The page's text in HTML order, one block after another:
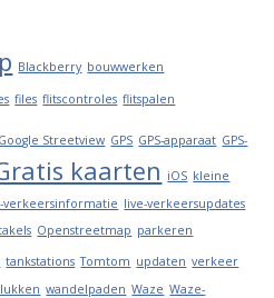
Blackberry bouwwerken
files flitscontroles flitspalen
Google Streetview GPS GPS-apparaat GPS-
kaarten iOS kleine
verkeersinformatie live-verkeersupdates
Openstreetmap parkeren
tankstations Tomtom updaten verkeer
wandelpaden Waze Waze-